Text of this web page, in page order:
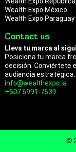
m
Wealth Expo México
Wealth Expo Paraguay
Contact us
Lleva tu marca al
Posiciona tu marca
decisión. Conviértete
audiencia estratégica.
info@wealthexpo.la
+507 6991-7639
©